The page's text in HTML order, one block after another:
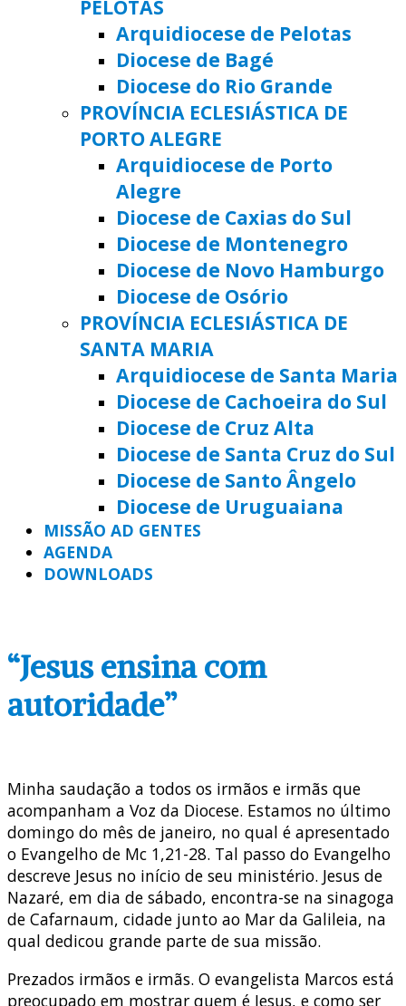
PELOTAS
Arquidiocese de Pelotas
Diocese de Bagé
Diocese do Rio Grande
PROVÍNCIA ECLESIÁSTICA DE
PORTO ALEGRE
Arquidiocese de Porto
Alegre
Diocese de Caxias do Sul
Diocese de Montenegro
Diocese de Novo Hamburgo
Diocese de Osório
PROVÍNCIA ECLESIÁSTICA DE
SANTA MARIA
Arquidiocese de Santa Maria
Diocese de Cachoeira do Sul
Diocese de Cruz Alta
Diocese de Santa Cruz do Sul
Diocese de Santo Ângelo
Diocese de Uruguaiana
MISSÃO AD GENTES
AGENDA
DOWNLOADS
“Jesus ensina com
autoridade”
Minha saudação a todos os irmãos e irmãs que
acompanham a Voz da Diocese. Estamos no último
domingo do mês de janeiro, no qual é apresentado
o Evangelho de Mc 1,21-28. Tal passo do Evangelho
descreve Jesus no início de seu ministério. Jesus de
Nazaré, em dia de sábado, encontra-se na sinagoga
de Cafarnaum, cidade junto ao Mar da Galileia, na
qual dedicou grande parte de sua missão.
Prezados irmãos e irmãs. O evangelista Marcos está
preocupado em mostrar quem é Jesus, e como ser